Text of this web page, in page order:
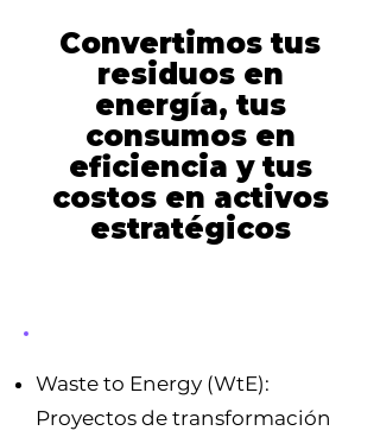
Convertimos tus
residuos en
energía, tus
consumos en
eficiencia y tus
costos en activos
estratégicos
Waste to Energy (WtE):
Proyectos de transformación